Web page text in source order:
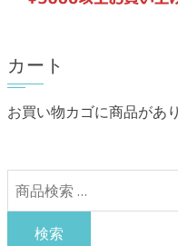
カート
お買い物カゴに商品があ
検
索
検索